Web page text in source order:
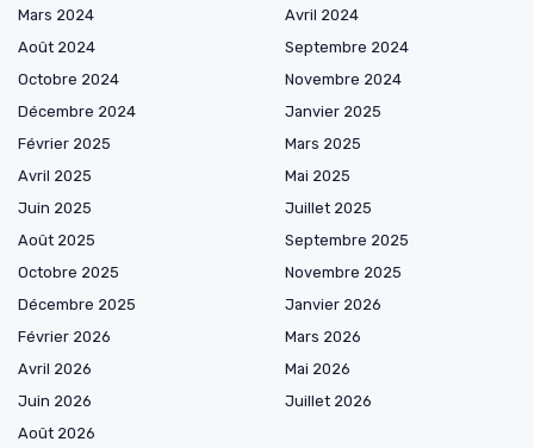
Mars 2024
Avril 2024
Août 2024
Septembre 2024
Octobre 2024
Novembre 2024
Décembre 2024
Janvier 2025
Février 2025
Mars 2025
Avril 2025
Mai 2025
Juin 2025
Juillet 2025
Août 2025
Septembre 2025
Octobre 2025
Novembre 2025
Décembre 2025
Janvier 2026
Février 2026
Mars 2026
Avril 2026
Mai 2026
Juin 2026
Juillet 2026
Août 2026